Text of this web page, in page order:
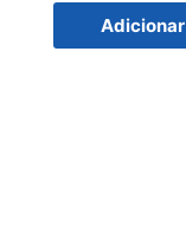
Adicionar